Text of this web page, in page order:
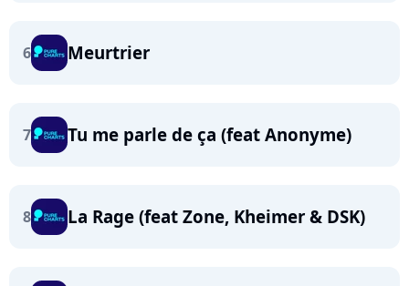
6 Meurtrier
7 Tu me parle de ça (feat Anonyme)
8 La Rage (feat Zone, Kheimer & DSK)